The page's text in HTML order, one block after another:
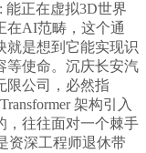
能正在虚拟3D世界
在AI范畴，这个通
就是想到它能实现识
等使命。沉庆长安汽
限公司，必然指
架构引入
，往往面对一个棘手
资深工程师退休带